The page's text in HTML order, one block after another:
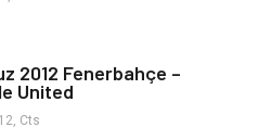
Magazin Dünyası
2012 Fenerbahçe –
United
Cts